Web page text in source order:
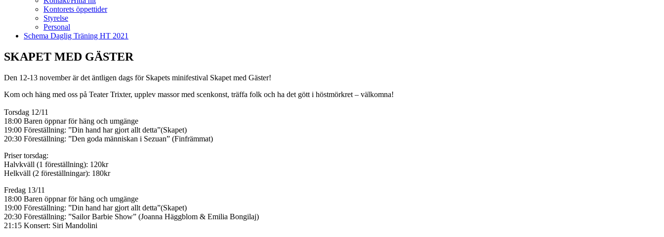
Kontorets öppettider
Styrelse
Personal
Schema Daglig Träning HT 2021
SKAPET MED GÄSTER
Den 12-13 november är det äntligen dags för Skapets minifestival Skapet med Gäster!
Kom och häng med oss på Teater Trixter, upplev massor med scenkonst, träffa folk och ha det gött i höstmörkret – välkomna!
Torsdag 12/11
18:00 Baren öppnar för häng och umgänge
19:00 Föreställning: ”Din hand har gjort allt detta”(Skapet)
20:30 Föreställning: ”Den goda människan i Sezuan” (Finfrämmat)
Priser torsdag:
Halvkväll (1 föreställning): 120kr
Helkväll (2 föreställningar): 180kr
Fredag 13/11
18:00 Baren öppnar för häng och umgänge
19:00 Föreställning: ”Din hand har gjort allt detta”(Skapet)
20:30 Föreställning: ”Sailor Barbie Show” (Joanna Häggblom & Emilia Bongilaj)
21:15 Konsert: Siri Mandolini